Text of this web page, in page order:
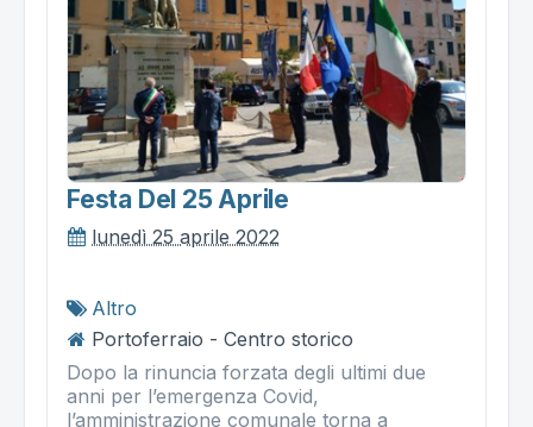
Festa Del 25 Aprile
lunedì 25 aprile 2022
Altro
Portoferraio - Centro storico
Dopo la rinuncia forzata degli ultimi due
anni per l’emergenza Covid,
l’amministrazione comunale torna a